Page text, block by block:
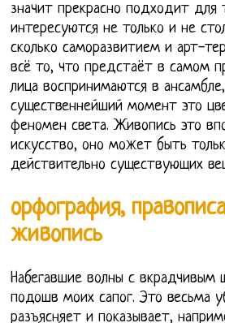
значит прекрасно подходит для
интересуются не только и не
сколько саморазвитием и арт-
всё то, что предстаёт в самом
лица воспринимаются в
существеннейший момент это
феномен света. Живопись это
искусство, оно может быть
действительно существующих
орфография,
живопись
Набегавшие волны с
подошв моих сапог. Это весьма
разъясняет и показывает,